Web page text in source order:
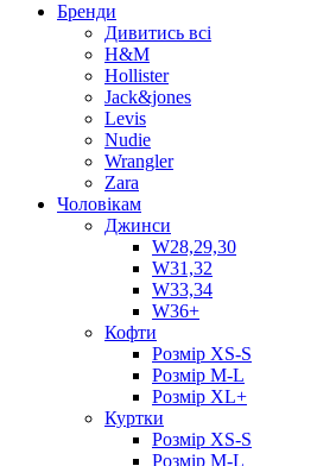
Бренди
Дивитись всі
H&M
Hollister
Jack&jones
Levis
Nudie
Wrangler
Zara
Чоловікам
Джинси
W28,29,30
W31,32
W33,34
W36+
Кофти
Розмір XS-S
Розмір M-L
Розмір XL+
Куртки
Розмір XS-S
Розмір M-L